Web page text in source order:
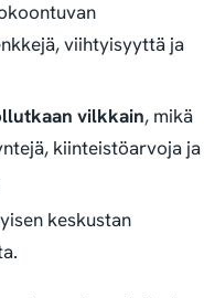
viihtyisyyttä ja
vilkkain, mikä
kiinteistöarvoja ja
keskustan